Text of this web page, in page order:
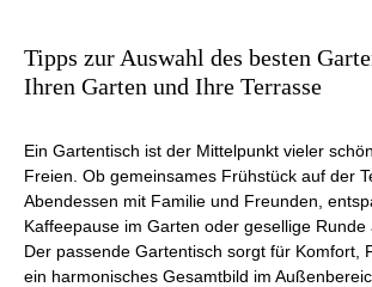
Tipps zur Auswahl des besten
Ihren Garten und Ihre Terrasse
Ein Gartentisch ist der Mittelpunkt vieler
Freien. Ob gemeinsames Frühstück auf der
Abendessen mit Familie und Freunden,
Kaffeepause im Garten oder gesellige Runde
Der passende Gartentisch sorgt für Komfort,
ein harmonisches Gesamtbild im